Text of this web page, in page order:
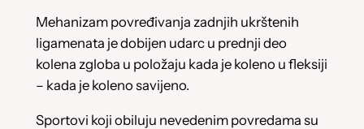
Mehanizam povređivanja zadnjih ukrštenih
ligamenata je dobijen udarc u prednji deo
kolena zgloba u položaju kada je koleno u fleksiji
– kada je koleno savijeno.
Sportovi koji obiluju nevedenim povredama su